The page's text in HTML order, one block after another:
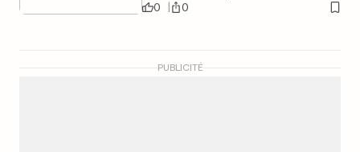
0 0
PUBLICITÉ